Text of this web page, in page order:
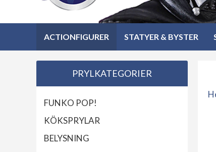
ACTIONFIGURER STATYER & BYSTER
PRYLKATEGORIER
FUNKO POP!
KÖKSPRYLAR
BELYSNING